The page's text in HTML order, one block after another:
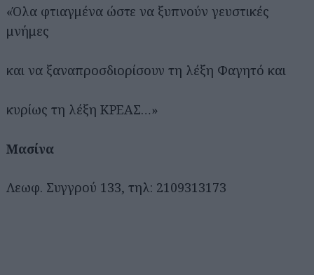
«Όλα φτιαγμένα ώστε να ξυπνούν γευστικές
μνήμες
και να ξαναπροσδιορίσουν τη λέξη Φαγητό και
κυρίως τη λέξη ΚΡΕΑΣ…»
Μασίνα
Λεωφ. Συγγρού 133, τηλ: 2109313173